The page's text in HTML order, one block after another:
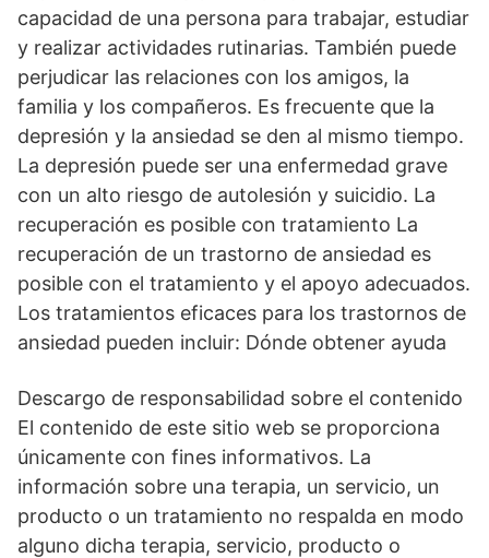
capacidad de una persona para trabajar, estudiar
y realizar actividades rutinarias. También puede
perjudicar las relaciones con los amigos, la
familia y los compañeros. Es frecuente que la
depresión y la ansiedad se den al mismo tiempo.
La depresión puede ser una enfermedad grave
con un alto riesgo de autolesión y suicidio. La
recuperación es posible con tratamiento La
recuperación de un trastorno de ansiedad es
posible con el tratamiento y el apoyo adecuados.
Los tratamientos eficaces para los trastornos de
ansiedad pueden incluir: Dónde obtener ayuda
Descargo de responsabilidad sobre el contenido
El contenido de este sitio web se proporciona
únicamente con fines informativos. La
información sobre una terapia, un servicio, un
producto o un tratamiento no respalda en modo
alguno dicha terapia, servicio, producto o